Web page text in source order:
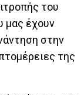
του
μας έχουν
στην
της